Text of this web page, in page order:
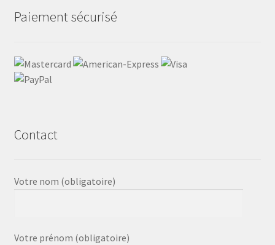
Paiement sécurisé
Contact
Votre nom (obligatoire)
Votre prénom (obligatoire)